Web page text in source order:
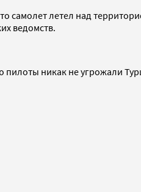
самолет летел над
ведомств.
пилоты никак не угрожали